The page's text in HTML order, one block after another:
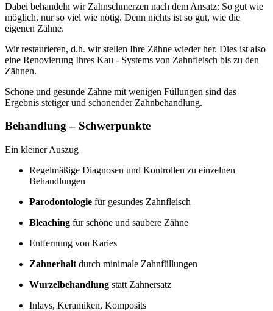
Dabei behandeln wir Zahnschmerzen nach dem Ansatz: So gut wie
möglich, nur so viel wie nötig. Denn nichts ist so gut, wie die
eigenen Zähne.
Wir restaurieren, d.h. wir stellen Ihre Zähne wieder her. Dies ist also
eine Renovierung Ihres Kau - Systems von Zahnfleisch bis zu den
Zähnen.
Schöne und gesunde Zähne mit wenigen Füllungen sind das
Ergebnis stetiger und schonender Zahnbehandlung.
Behandlung – Schwerpunkte
Ein kleiner Auszug
Regelmäßige Diagnosen und Kontrollen zu einzelnen
Behandlungen
Parodontologie für gesundes Zahnfleisch
Bleaching für schöne und saubere Zähne
Entfernung von Karies
Zahnerhalt durch minimale Zahnfüllungen
Wurzelbehandlung statt Zahnersatz
Inlays, Keramiken, Komposits